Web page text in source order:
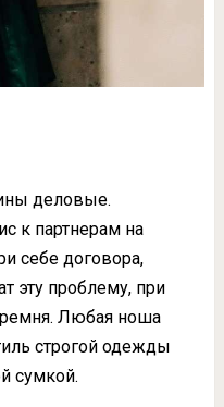
деловые.
к партнерам на
себе договора,
эту проблему, при
ремня. Любая ноша
строгой одежды
сумкой.